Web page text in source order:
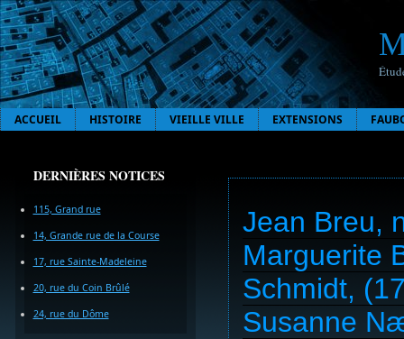
ACCUEIL HISTOIRE VIEILLE VILLE EXTENSIONS
DERNIÈRES NOTICES
115, Grand rue
14, Grande rue de la Course
17, rue Sainte-Madeleine
20, rue du Coin Brûlé
24, rue du Dôme
Jean Breu,
Marguerite
Schmidt,
Susanne